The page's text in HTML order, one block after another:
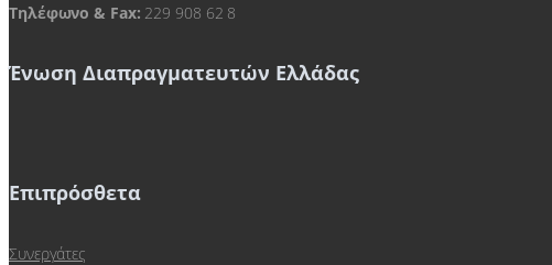
Τηλέφωνο & Fax: 229 908 62 8
Ένωση Διαπραγματευτών Ελλάδας
Επιπρόσθετα
Συνεργάτες